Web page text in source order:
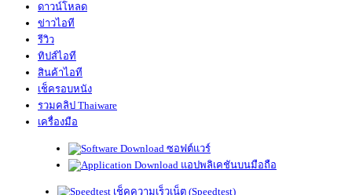
ดาวน์โหลด
ข่าวไอที
รีวิว
ทิปส์ไอที
สินค้าไอที
เช็ครอบหนัง
รวมคลิป Thaiware
เครื่องมือ
ซอฟต์แวร์
แอปพลิเคชันบนมือถือ
เช็คความเร็วเน็ต (Speedtest)